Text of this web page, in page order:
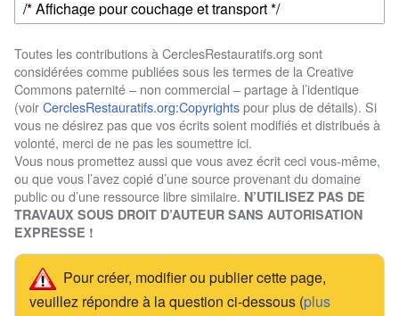
Toutes les contributions à CerclesRestauratifs.org sont
considérées comme publiées sous les termes de la Creative
Commons paternité – non commercial – partage à l’identique
(voirCerclesRestauratifs.org:Copyrightspour plus de détails). Si
vous ne désirez pas que vos écrits soient modifiés et distribués à
volonté, merci de ne pas les soumettre ici.
Vous nous promettez aussi que vous avez écrit ceci vous-même,
ou que vous l’avez copié d’une source provenant du domaine
public ou d’une ressource libre similaire. N’UTILISEZ PAS DE
TRAVAUX SOUS DROIT D’AUTEUR SANS AUTORISATION
EXPRESSE !
Pour créer, modifier ou publier cette page,
veuillez répondre à la question ci-dessous (plus